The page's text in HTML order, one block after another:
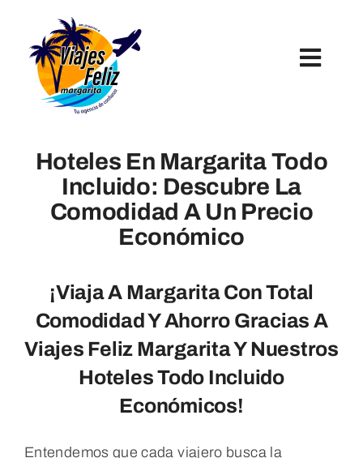
content
Hoteles
Paquetes Turísticos
Tours Y Excursiones
Hoteles En Margarita Todo
Incluido: Descubre La
Comodidad A Un Precio
Económico
¡Viaja A Margarita Con Total
Comodidad Y Ahorro Gracias A
Viajes Feliz Margarita Y Nuestros
Hoteles Todo Incluido
Económicos!
Entendemos que cada viajero busca la